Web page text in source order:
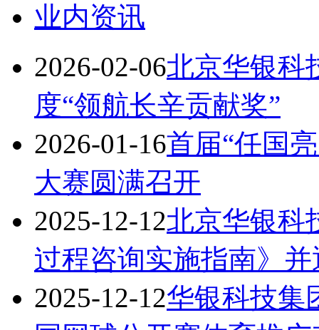
业内资讯
2026-02-06北京华银科
度“领航长辛贡献奖”
2026-01-16首届“任国
大赛圆满召开
2025-12-12北京华银科
过程咨询实施指南》
2025-12-12华银科技集